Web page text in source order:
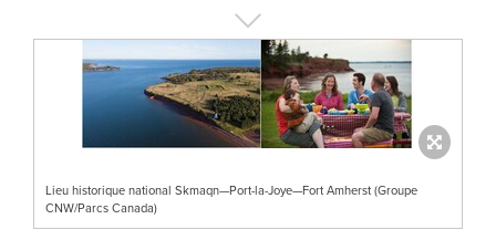
Lieu historique national Skmaqn—Port-la-Joye—Fort Amherst (Groupe
CNW/Parcs Canada)